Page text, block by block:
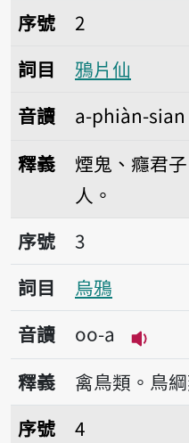
序號2鴉片仙
序號
2
詞目
鴉片仙
音讀
a-phiàn-sian
釋義
煙鬼、癮君
人。
序號3烏鴉
序號
3
詞目
烏鴉
音讀
oo-a
播放
釋義
禽鳥類。鳥
序號4烏鴉喙
序號
4